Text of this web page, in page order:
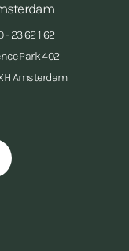
- 23 62 1 62
Park 402
Amsterdam